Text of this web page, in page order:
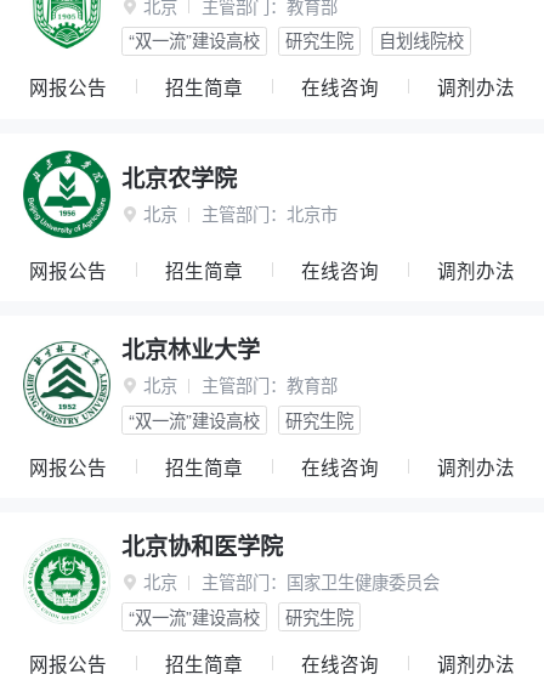
 北京 主管部门： 教育部
“双一流”建设高校
研究生院 自划线院校
网报公告 招生简章 在线咨询 调剂办法
北京农学院
 北京 主管部门： 北京市
网报公告 招生简章 在线咨询 调剂办法
北京林业大学
 北京 主管部门： 教育部
“双一流”建设高校
研究生院
网报公告 招生简章 在线咨询 调剂办法
北京协和医学院
 北京 主管部门： 国家卫生健康委员会
“双一流”建设高校
研究生院
网报公告 招生简章 在线咨询 调剂办法